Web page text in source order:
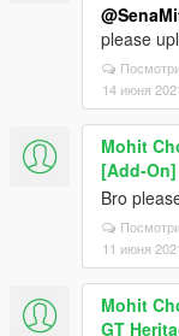
please
14 июня
Mohit
[Add-On]
Bro
11 июня
Mohit
GT